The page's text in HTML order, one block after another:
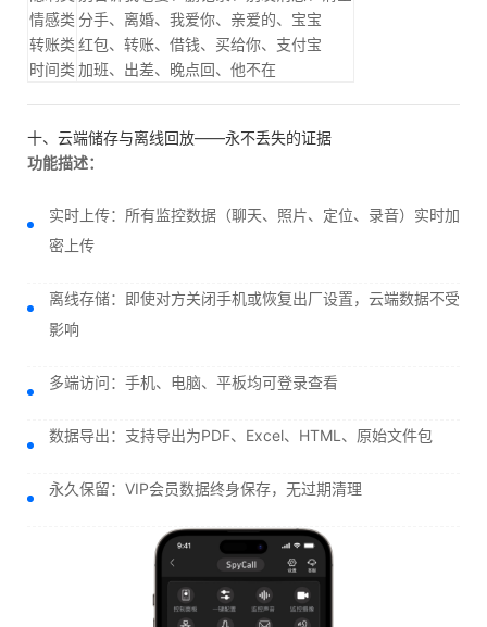
情感类 分手、离婚、我爱你、亲爱的、宝宝
转账类 红包、转账、借钱、买给你、支付宝
时间类 加班、出差、晚点回、他不在
十、云端储存与离线回放——永不丢失的证据
功能描述：
实时上传：所有监控数据（聊天、照片、定位、录音）实时加
密上传
离线存储：即使对方关闭手机或恢复出厂设置，云端数据不受
影响
多端访问：手机、电脑、平板均可登录查看
数据导出：支持导出为PDF、Excel、HTML、原始文件包
永久保留：VIP会员数据终身保存，无过期清理